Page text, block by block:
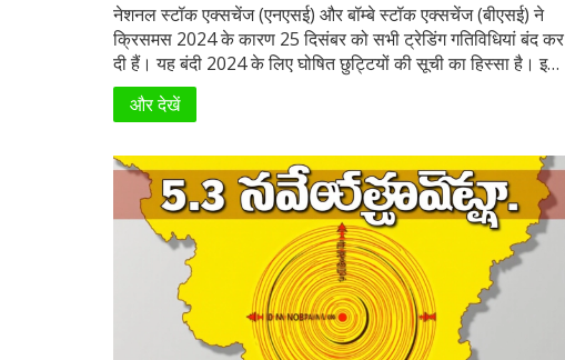
नेशनल स्टॉक एक्सचेंज (एनएसई) और बॉम्बे स्टॉक एक्सचेंज (बीएसई) ने
क्रिसमस 2024 के कारण 25 दिसंबर को सभी ट्रेडिंग गतिविधियां बंद कर
दी हैं। यह बंदी 2024 के लिए घोषित छुट्टियों की सूची का हिस्सा है। इस
दिन एक्विटी सेगमेंट, एक्विटी डेरिवेटिव्स सेगमेंट और एसएलबी सेगमेंट
प्रभावित रहेंगे। पूरे वर्ष भर में कई राष्ट्रीय और सांस्कृतिक अवकाश होते हैं
और देखें